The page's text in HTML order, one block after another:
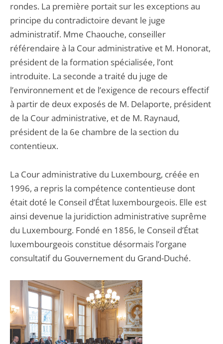
rondes. La première portait sur les exceptions au
principe du contradictoire devant le juge
administratif. Mme Chaouche, conseiller
référendaire à la Cour administrative et M. Honorat,
président de la formation spécialisée, l’ont
introduite. La seconde a traité du juge de
l’environnement et de l’exigence de recours effectif
à partir de deux exposés de M. Delaporte, président
de la Cour administrative, et de M. Raynaud,
président de la 6e chambre de la section du
contentieux.
La Cour administrative du Luxembourg, créée en
1996, a repris la compétence contentieuse dont
était doté le Conseil d’État luxembourgeois. Elle est
ainsi devenue la juridiction administrative suprême
du Luxembourg. Fondé en 1856, le Conseil d’État
luxembourgeois constitue désormais l’organe
consultatif du Gouvernement du Grand-Duché.